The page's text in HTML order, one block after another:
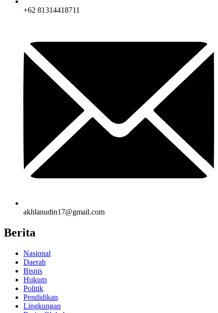
+62 81314418711
akhlanudin17@gmail.com
Berita
Nasional
Daerah
Bisnis
Hukum
Politik
Pendidikan
Lingkungan